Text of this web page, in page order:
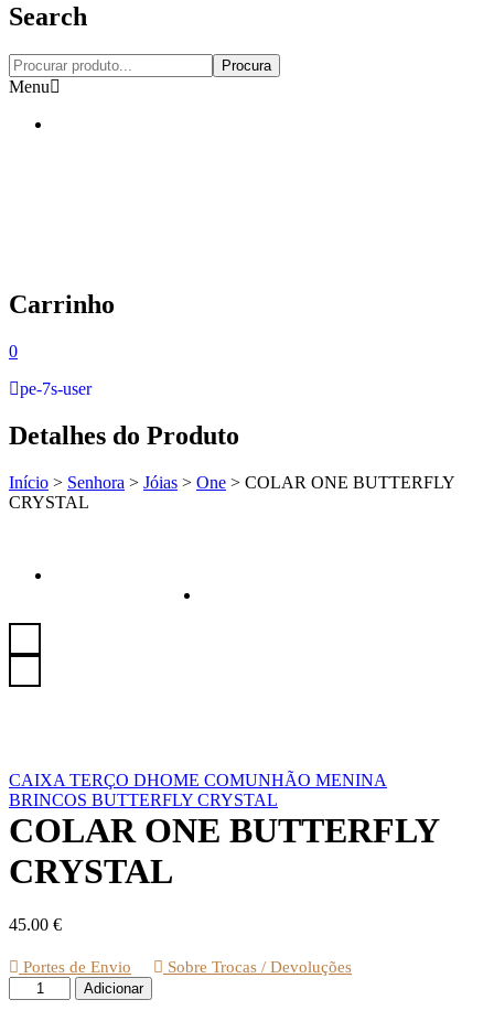
Search
Procura
Menu
Carrinho
0
pe-7s-user
Detalhes do Produto
Início > Senhora > Jóias > One > COLAR ONE BUTTERFLY
CRYSTAL
CAIXA TERÇO DHOME COMUNHÃO MENINA
BRINCOS BUTTERFLY CRYSTAL
COLAR ONE BUTTERFLY
CRYSTAL
45.00 €
Portes de Envio Sobre Trocas / Devoluções
Quantidade
de
Adicionar